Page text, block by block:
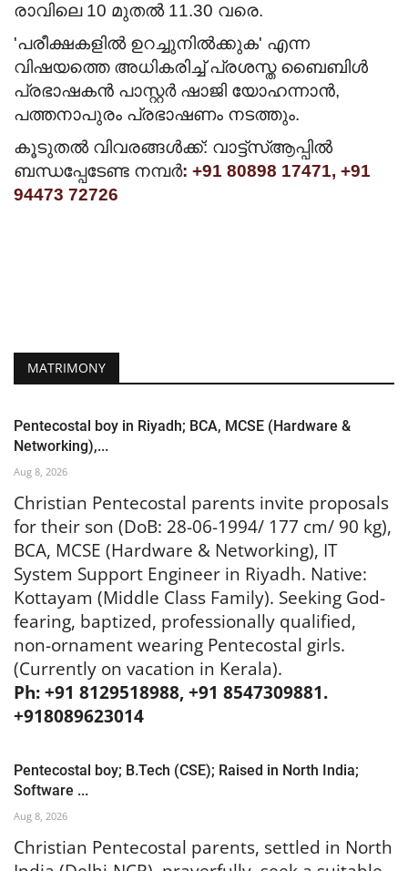
രാവിലെ 10 മുതൽ 11.30 വരെ.
'പരീക്ഷകളിൽ ഉറച്ചുനിൽക്കുക' എന്ന
വിഷയത്തെ അധികരിച്ച് പ്രശസ്ത ബൈബിൾ
പ്രഭാഷകൻ പാസ്റ്റർ ഷാജി യോഹന്നാൻ,
പത്തനാപുരം പ്രഭാഷണം നടത്തും.
കൂടുതൽ വിവരങ്ങൾക്ക്: വാട്ട്സ്ആപ്പിൽ
ബന്ധപ്പേടേണ്ട നമ്പർ: +91 80898 17471, +91
94473 72726
MATRIMONY
Pentecostal boy in Riyadh; BCA, MCSE (Hardware &
Networking),...
Aug 8, 2026
Christian Pentecostal parents invite proposals
for their son (DoB: 28-06-1994/ 177 cm/ 90 kg),
BCA, MCSE (Hardware & Networking), IT
System Support Engineer in Riyadh. Native:
Kottayam (Middle Class Family). Seeking God-
fearing, baptized, professionally qualified,
non-ornament wearing Pentecostal girls.
(Currently on vacation in Kerala).
Ph: +91 8129518988, +91 8547309881.
+918089623014
Pentecostal boy; B.Tech (CSE); Raised in North India;
Software ...
Aug 8, 2026
Christian Pentecostal parents, settled in North